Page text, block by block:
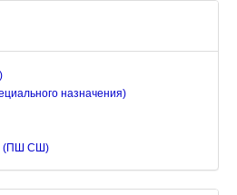
назначения)
(ПШ СШ)